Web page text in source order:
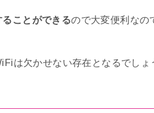
ことができるので大変便利なの
は欠かせない存在となるでしょ